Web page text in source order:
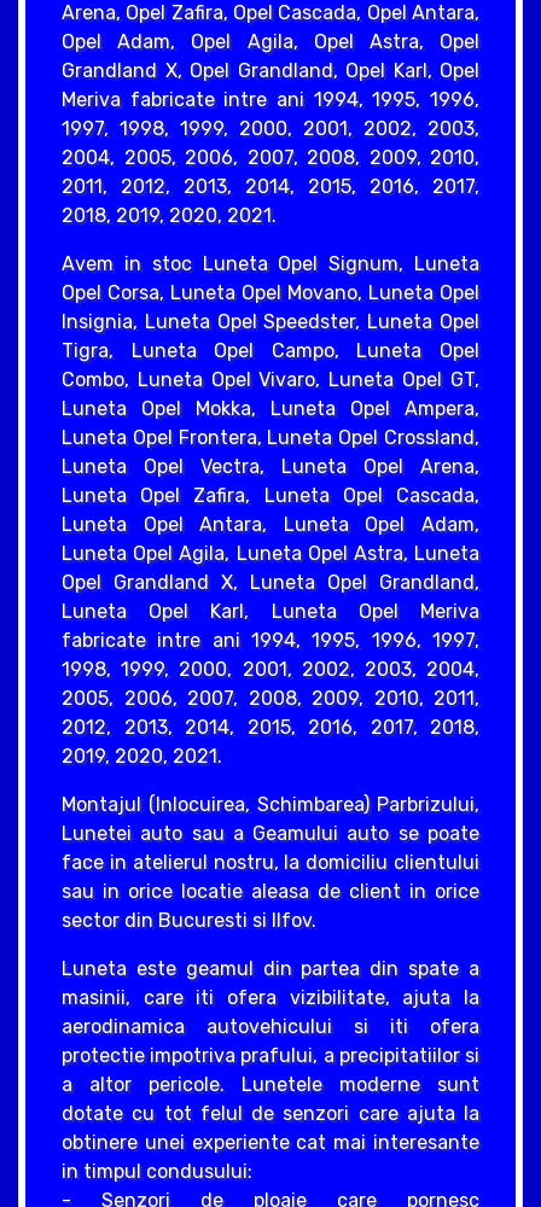
Arena, Opel Zafira, Opel Cascada, Opel Antara,
Opel Adam, Opel Agila, Opel Astra, Opel
Grandland X, Opel Grandland, Opel Karl, Opel
Meriva fabricate intre ani 1994, 1995, 1996,
1997, 1998, 1999, 2000, 2001, 2002, 2003,
2004, 2005, 2006, 2007, 2008, 2009, 2010,
2011, 2012, 2013, 2014, 2015, 2016, 2017,
2018, 2019, 2020, 2021.
Avem in stoc Luneta Opel Signum, Luneta
Opel Corsa, Luneta Opel Movano, Luneta Opel
Insignia, Luneta Opel Speedster, Luneta Opel
Tigra, Luneta Opel Campo, Luneta Opel
Combo, Luneta Opel Vivaro, Luneta Opel GT,
Luneta Opel Mokka, Luneta Opel Ampera,
Luneta Opel Frontera, Luneta Opel Crossland,
Luneta Opel Vectra, Luneta Opel Arena,
Luneta Opel Zafira, Luneta Opel Cascada,
Luneta Opel Antara, Luneta Opel Adam,
Luneta Opel Agila, Luneta Opel Astra, Luneta
Opel Grandland X, Luneta Opel Grandland,
Luneta Opel Karl, Luneta Opel Meriva
fabricate intre ani 1994, 1995, 1996, 1997,
1998, 1999, 2000, 2001, 2002, 2003, 2004,
2005, 2006, 2007, 2008, 2009, 2010, 2011,
2012, 2013, 2014, 2015, 2016, 2017, 2018,
2019, 2020, 2021.
Montajul (Inlocuirea, Schimbarea) Parbrizului,
Lunetei auto sau a Geamului auto se poate
face in atelierul nostru, la domiciliu clientului
sau in orice locatie aleasa de client in orice
sector din Bucuresti si Ilfov.
Luneta este geamul din partea din spate a
masinii, care iti ofera vizibilitate, ajuta la
aerodinamica autovehicului si iti ofera
protectie impotriva prafului, a precipitatiilor si
a altor pericole. Lunetele moderne sunt
dotate cu tot felul de senzori care ajuta la
obtinere unei experiente cat mai interesante
in timpul condusului:
- Senzori de ploaie care pornesc